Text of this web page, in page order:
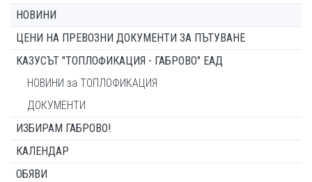
НОВИНИ
ЦЕНИ НА ПРЕВОЗНИ ДОКУМЕНТИ ЗА ПЪТУВАНЕ
КАЗУСЪТ "ТОПЛОФИКАЦИЯ - ГАБРОВО" ЕАД
НОВИНИ за ТОПЛОФИКАЦИЯ
ДОКУМЕНТИ
ИЗБИРАМ ГАБРОВО!
КАЛЕНДАР
ОБЯВИ